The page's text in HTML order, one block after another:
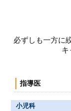
必ずしも一方に
キ
指導医
小児科